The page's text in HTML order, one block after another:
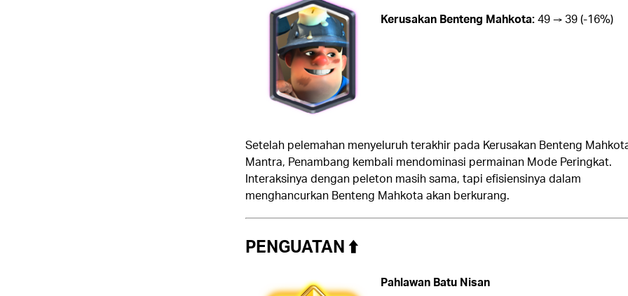
Kerusakan Benteng Mahkota:49 → 39 (-16%)
Setelah pelemahan menyeluruh terakhir pada Kerusakan Benteng
Mantra, Penambang kembali mendominasi permainan Mode Peringkat.
Interaksinya dengan peleton masih sama, tapi efisiensinya dalam
menghancurkan Benteng Mahkota akan berkurang.
PENGUATAN ⬆️
Pahlawan Batu Nisan